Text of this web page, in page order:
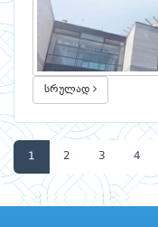
სრულად
1 2 3 4